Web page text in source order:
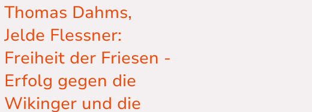
Thomas Dahms,
Jelde Flessner:
Freiheit der Friesen -
Erfolg gegen die
Wikinger und die